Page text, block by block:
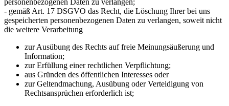
- gemäß Art. 17 DSGVO das Recht, die Löschung Ihrer bei uns
gespeicherten personenbezogenen Daten zu verlangen, soweit nicht
die weitere Verarbeitung
zur Ausübung des Rechts auf freie Meinungsäußerung und
Information;
zur Erfüllung einer rechtlichen Verpflichtung;
aus Gründen des öffentlichen Interesses oder
zur Geltendmachung, Ausübung oder Verteidigung von
Rechtsansprüchen erforderlich ist;